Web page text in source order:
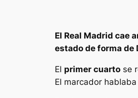
El Real Madrid cae
estado de forma de
El primer cuarto se
El marcador